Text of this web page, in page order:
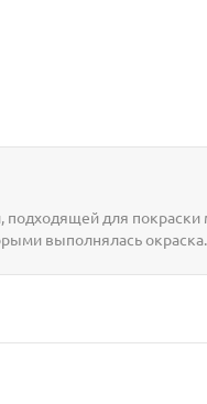
подходящей для покраски
выполнялась окраска.